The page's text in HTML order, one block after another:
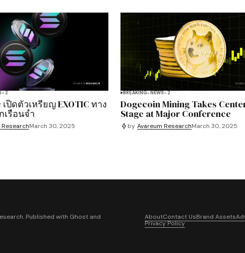
2
ปิดตัวเหรียญ EXOTIC ทาง
เรือนจำ
March 30, 2025
BREAKING-NEWS-2
Dogecoin Mining Takes
Stage at Major Conference
by Avareum ResearchMarch 30, 2025
Published with Ghost and
AboutContact UsBrand Assets
Privacy Policy